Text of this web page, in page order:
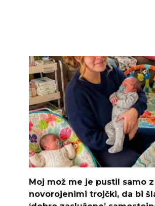
Moj mož me je pustil samo
novorojenimi trojčki, da bi